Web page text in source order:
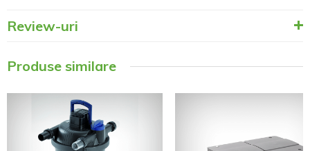
Review-uri
Produse similare